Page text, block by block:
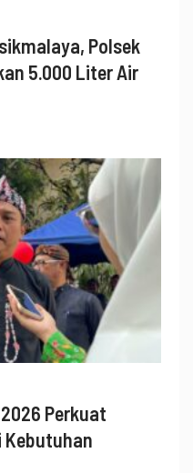
Polsek
5.000 Liter Air
Perkuat
Kebutuhan